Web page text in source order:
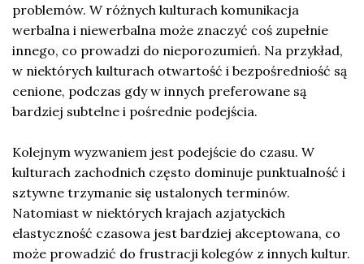
problemów. W różnych kulturach komunikacja
werbalna i niewerbalna może znaczyć coś zupełnie
innego, co prowadzi do nieporozumień. Na przykład,
w niektórych kulturach otwartość i bezpośredniość są
cenione, podczas gdy w innych preferowane są
bardziej subtelne i pośrednie podejścia.
Kolejnym wyzwaniem jest podejście do czasu. W
kulturach zachodnich często dominuje punktualność i
sztywne trzymanie się ustalonych terminów.
Natomiast w niektórych krajach azjatyckich
elastyczność czasowa jest bardziej akceptowana, co
może prowadzić do frustracji kolegów z innych kultur.